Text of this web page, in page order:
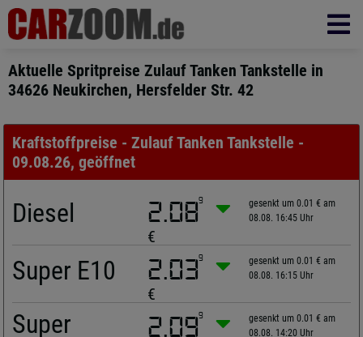
Aktuelle Spritpreise Zulauf Tanken Tankstelle in
34626 Neukirchen, Hersfelder Str. 42
Kraftstoffpreise - Zulauf Tanken Tankstelle -
09.08.26, geöffnet
Diesel 2.089
€
gesenkt um 0.01 € am
08.08. 16:45 Uhr
Super E10 2.039
€
gesenkt um 0.01 € am
08.08. 16:15 Uhr
Super 2.099
gesenkt um 0.01 € am
08.08. 14:20 Uhr